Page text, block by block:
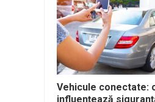
Vehicule conectate:
influențează